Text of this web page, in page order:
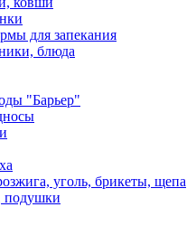
для запекания
блюда
"Барьер"
уголь, брикеты, щепа
подушки